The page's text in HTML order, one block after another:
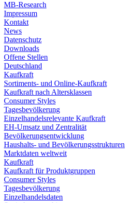
MB-Research
Impressum
Kontakt
News
Datenschutz
Downloads
Offene Stellen
Deutschland
Kaufkraft
Sortiments- und Online-Kaufkraft
Kaufkraft nach Altersklassen
Consumer Styles
Tagesbevölkerung
Einzelhandelsrelevante Kaufkraft
EH-Umsatz und Zentralität
Bevölkerungsentwicklung
Haushalts- und Bevölkerungsstrukturen
Marktdaten weltweit
Kaufkraft
Kaufkraft für Produktgruppen
Consumer Styles
Tagesbevölkerung
Einzelhandelsdaten